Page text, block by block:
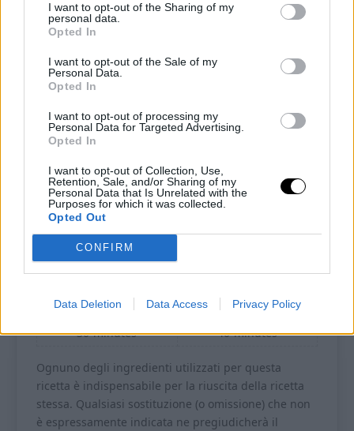
I want to opt-out of the Sharing of my
personal data.
Opted In
I want to opt-out of the Sale of my
Personal Data.
Opted In
I want to opt-out of processing my
Personal Data for Targeted Advertising.
Opted In
I want to opt-out of Collection, Use,
Retention, Sale, and/or Sharing of my
Personal Data that Is Unrelated with the
Purposes for which it was collected.
Opted Out
CONFIRM
Data Deletion Data Access Privacy Policy
Pin Print
Cheesecake keto con panna
Recipe by Ketoalessia
Cuisine:
Porzioni
Tempo di cottura
30 minutes
Tempo totale
40 minutes
Ognuno degli ingredienti utilizzati per questa
ricetta è indispensabile per la riuscita della ricetta
stessa. Qualsiasi sostituzione (o omissione) che non
è espressamente indicata ne pregiudicherà il